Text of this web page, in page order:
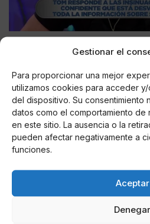
Gestionar el
Para proporcionar una mejor
utilizamos cookies para acceder
del dispositivo. Su consentimiento
datos como el comportamiento de
en este sitio. La ausencia o la
pueden afectar negativamente a
funciones.
Aceptar
Denegar
El resto de colaboradores de
materia y ella reconoció estar
que insinúan queBrusse
contactos íntimos con chicos .
su día, pero yo no me lo creo.
pasa nada. Es su vida y, si
nadie, que haga lo que le dé la
importancia a las
sexual del que fuera su novio.